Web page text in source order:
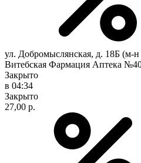
ул. Добромыслянская, д. 18Б (м-
Витебская Фармация Аптека
Закрыто
в 04:34
Закрыто
27,00 р.